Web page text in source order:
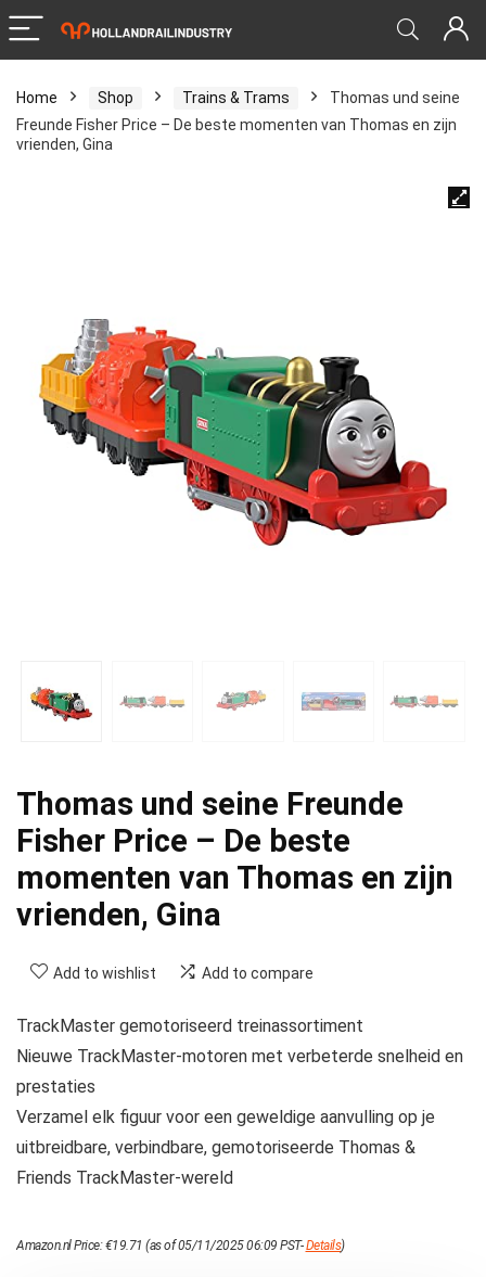
Home Shop Trains & Trams
Thomas und seine
Freunde Fisher Price – De beste momenten van Thomas en zijn
vrienden, Gina
Thomas und seine Freunde
Fisher Price – De beste
momenten van Thomas en zijn
vrienden, Gina
Add to wishlist Add to compare
TrackMaster gemotoriseerd treinassortiment
Nieuwe TrackMaster-motoren met verbeterde snelheid en
prestaties
Verzamel elk figuur voor een geweldige aanvulling op je
uitbreidbare, verbindbare, gemotoriseerde Thomas &
Friends TrackMaster-wereld
Amazon.nl Price:€19.71 (as of 05/11/2025 06:09 PST-Details)